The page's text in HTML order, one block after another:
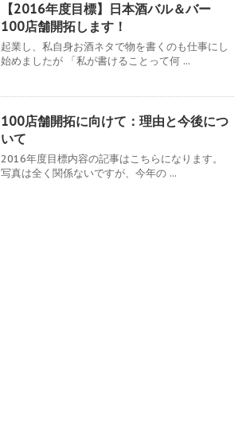
【2016年度目標】日本酒バル＆バー
100店舗開拓します！
起業し、私自身お酒ネタで物を書くのも仕事にし
始めましたが 「私が書けることって何 ...
100店舗開拓に向けて：理由と今後につ
いて
2016年度目標内容の記事はこちらになります。
写真は全く関係ないですが、今年の ...